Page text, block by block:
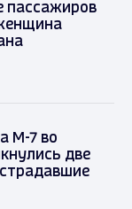
пассажиров
М-7 во
две